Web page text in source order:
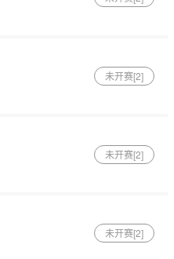
未开赛[2]
未开赛[2]
未开赛[2]